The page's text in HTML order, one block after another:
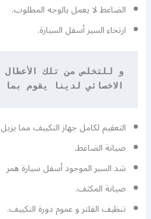
الضاغط لا يعمل بالوجه المطلوب.
ارتخاء السير أسفل السيارة.
الاخصائي لدينا يقوم بما
التعقيم لكامل جهاز التكييف مما
صيانة الضاغط.
شد السير الموجود أسفل سيارة
صيانة المكثف.
تنظيف الفلتر و عموم دورة التكييف.